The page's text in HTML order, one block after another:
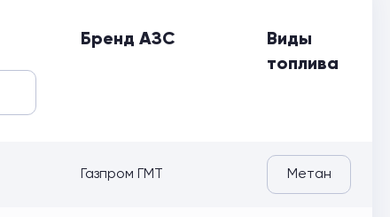
Бренд АЗС
Виды
топлива
Газпром ГМТ Метан